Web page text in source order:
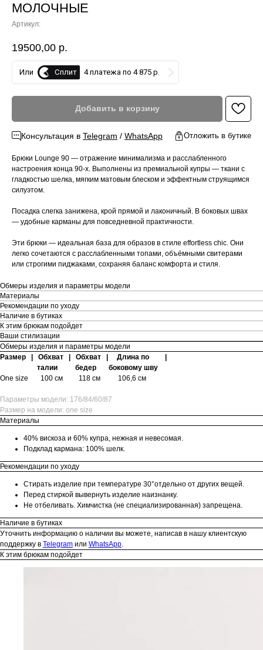
МОЛОЧНЫЕ
Артикул:
19500,00 р.
Или Сплит 4 платежа по 4 875 р.
Добавить в корзину
Консультация в Telegram / WhatsApp Отложить в бутике
Брюки Lounge 90 — отражение минимализма и расслабленного
настроения конца 90-х. Выполнены из премиальной купры — ткани с
гладкостью шелка, мягким матовым блеском и эффектным струящимся
силуэтом.
Посадка слегка занижена, крой прямой и лаконичный. В боковых швах
— удобные карманы для повседневной практичности.
Эти брюки — идеальная база для образов в стиле effortless chic. Они
легко сочетаются с расслабленными топами, объёмными свитерами
или строгими пиджаками, сохраняя баланс комфорта и стиля.
Обмеры изделия и параметры модели
Материалы
Рекомендации по уходу
Наличие в бутиках
К этим брюкам подойдет
Ваши стилизации
Обмеры изделия и параметры модели
Размер
| Обхват | Обхват | Длина по
|
талии
бедер
боковому шву
One size 100 см 118 см 106,6 см
Параметры модели: 176/84/60/87
Размер на модели: one size
Материалы
40% вискоза и 60% купра, нежная и невесомая.
Подклад кармана: 100% шелк.
Рекомендации по уходу
Стирать изделие при температуре 30°отдельно от других вещей.
Перед стиркой вывернуть изделие наизнанку.
Не отбеливать. Химчистка (не специализированная) запрещена.
Наличие в бутиках
Уточнить информацию о наличии вы можете, написав в нашу клиентскую
поддержку в Telegram или WhatsApp
К этим брюкам подойдет